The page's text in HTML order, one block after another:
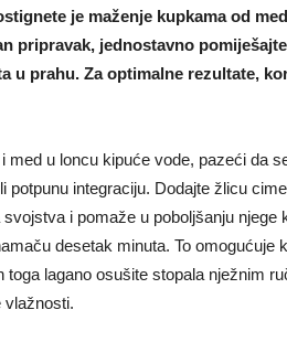
je maženje kupkama od
pripravak, jednostavno
u prahu. Za optimalne rezultate,
u loncu kipuće vode, pazeći da
potpunu integraciju. Dodajte žlicu
i pomaže u poboljšanju njege
desetak minuta. To omogućuje
lagano osušite stopala nježnim
vlažnosti.